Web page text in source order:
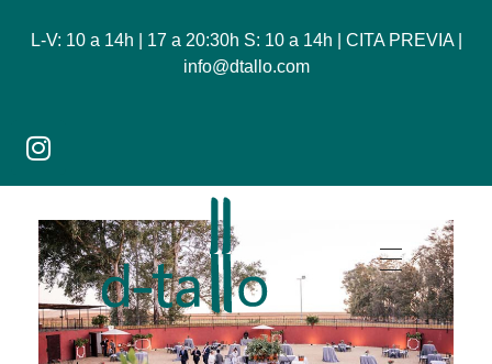
L-V: 10 a 14h | 17 a 20:30h S: 10 a 14h | CITA PREVIA |
info@dtallo.com
Dtallo - Tienda online de flores